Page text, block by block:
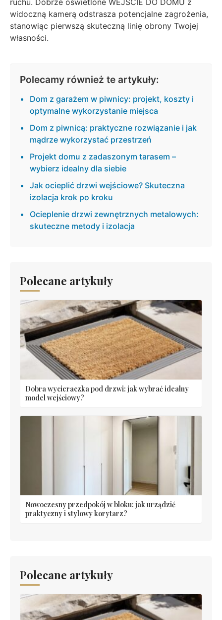
widoczną kamerą odstrasza potencjalne zagrożenia,
stanowiąc pierwszą skuteczną linię obrony Twojej
własności.
Polecamy również te artykuły:
Dom z garażem w piwnicy: projekt, koszty i
optymalne wykorzystanie miejsca
Dom z piwnicą: praktyczne rozwiązanie i jak
mądrze wykorzystać przestrzeń
Projekt domu z zadaszonym tarasem –
wybierz idealny dla siebie
Jak ocieplić drzwi wejściowe? Skuteczna
izolacja krok po kroku
Ocieplenie drzwi zewnętrznych metalowych:
skuteczne metody i izolacja
Polecane artykuły
Dobra wycieraczka pod drzwi: jak wybrać idealny
model wejściowy?
Nowoczesny przedpokój w bloku: jak urządzić
praktyczny i stylowy korytarz?
Polecane artykuły